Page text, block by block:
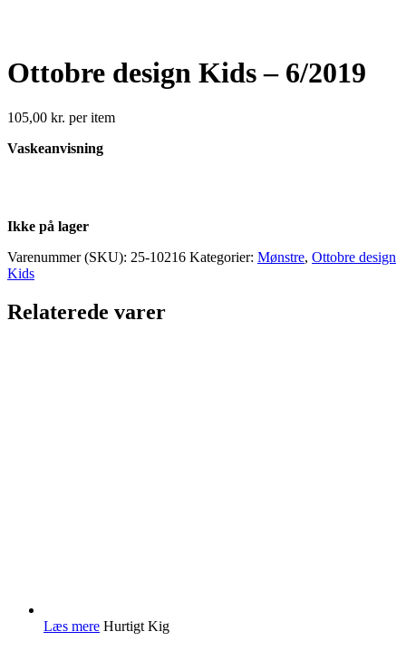
Ottobre design Kids – 6/2019
105,00 kr. per item
Vaskeanvisning
Ikke på lager
Varenummer (SKU): 25-10216 Kategorier: Mønstre, Ottobre design
Kids
Relaterede varer
Læs mere Hurtigt Kig